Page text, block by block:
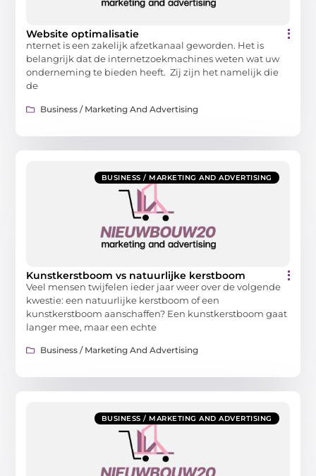
Website optimalisatie
nternet is een zakelijk afzetkanaal geworden. Het is
belangrijk dat de internetzoekmachines weten wat uw
onderneming te bieden heeft. Zij zijn het namelijk die
de
Business / Marketing And Advertising
BUSINESS / MARKETING AND ADVERTISING
Kunstkerstboom vs natuurlijke kerstboom
Veel mensen twijfelen ieder jaar weer over de volgende
kwestie: een natuurlijke kerstboom of een
kunstkerstboom aanschaffen? Een kunstkerstboom gaat
langer mee, maar een echte
Business / Marketing And Advertising
BUSINESS / MARKETING AND ADVERTISING